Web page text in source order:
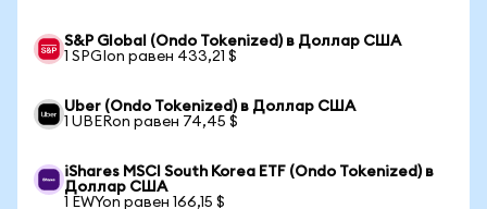
S&P Global (Ondo Tokenized) в Доллар США
1 SPGIon равен 433,21 $
Uber (Ondo Tokenized) в Доллар США
1 UBERon равен 74,45 $
iShares MSCI South Korea ETF (Ondo Tokenized) в
Доллар США
1 EWYon равен 166,15 $